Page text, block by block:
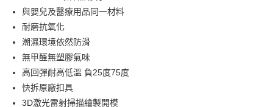
運送方式
宅配
每筆NT$60，滿NT$699(含以上)免運費
離島宅配
每筆NT$200
與嬰兒及醫療用品同一材料
耐磨抗氧化
潮濕環境依然防滑
無甲醛無塑膠氣味
高回彈耐高低溫 負25度75度
快拆原廠扣具
3D激光雷射掃描繪製開模